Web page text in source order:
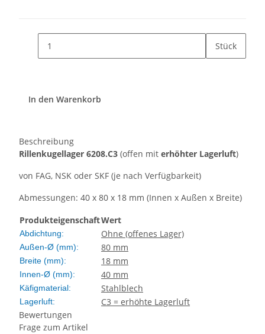
Stück
In den Warenkorb
Beschreibung
Rillenkugellager 6208.C3 (offen mit erhöhter Lagerluft)
von FAG, NSK oder SKF (je nach Verfügbarkeit)
Abmessungen: 40 x 80 x 18 mm (Innen x Außen x Breite)
ProdukteigenschaftWert
Abdichtung: Ohne (offenes Lager)
Außen-Ø (mm): 80 mm
Breite (mm): 18 mm
Innen-Ø (mm): 40 mm
Käfigmaterial: Stahlblech
Lagerluft:
C3 = erhöhte Lagerluft
Bewertungen
Frage zum Artikel